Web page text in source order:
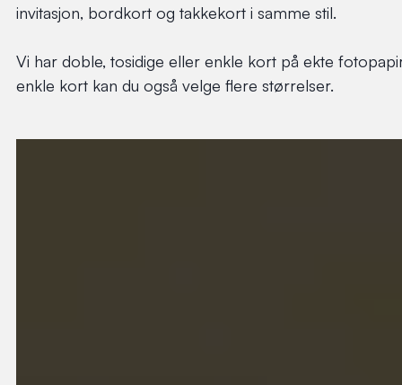
invitasjon, bordkort og takkekort i samme stil.
Vi har doble, tosidige eller enkle kort på ekte
enkle kort kan du også velge flere størrelser.